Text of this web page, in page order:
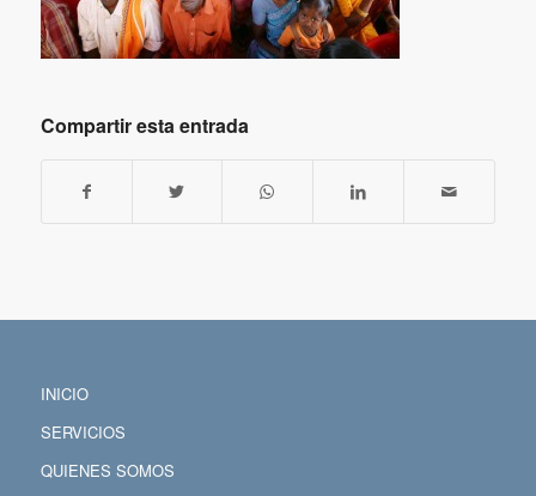
Compartir esta entrada
INICIO
SERVICIOS
QUIENES SOMOS